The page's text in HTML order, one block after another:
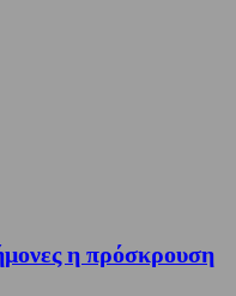
η πρόσκρουση